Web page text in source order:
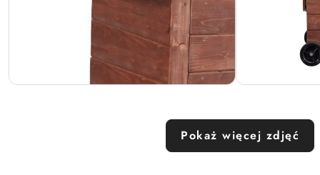
Pokaż więcej zdjęć